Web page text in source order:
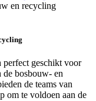
geschikt voor
de bosbouw- en
de teams van
om te voldoen aan de